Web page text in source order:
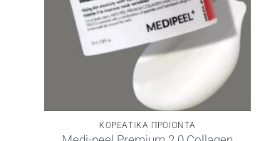
ΚΟΡΕΑΤΙΚΑ ΠΡΟΙΟΝΤΑ